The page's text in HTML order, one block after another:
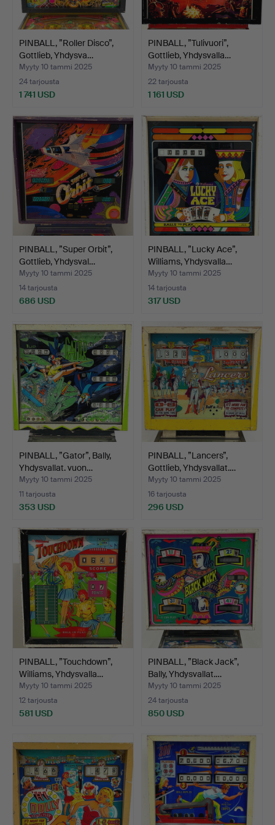
PINBALL, ”Roller Disco”,
Gottlieb, Yhdysva…
Myyty 10 tammi 2025
24 tarjousta
1 741 USD
PINBALL, ”Tulivuori”,
Gottlieb, Yhdysvalla…
Myyty 10 tammi 2025
22 tarjousta
1 161 USD
PINBALL, ”Super Orbit”,
Gottlieb, Yhdysval…
Myyty 10 tammi 2025
14 tarjousta
686 USD
PINBALL, ”Lucky Ace”,
Williams, Yhdysvalla…
Myyty 10 tammi 2025
14 tarjousta
317 USD
PINBALL, ”Gator”, Bally,
Yhdysvallat. vuon…
Myyty 10 tammi 2025
11 tarjousta
353 USD
PINBALL, ”Lancers”,
Gottlieb, Yhdysvallat.…
Myyty 10 tammi 2025
16 tarjousta
296 USD
PINBALL, ”Touchdown”,
Williams, Yhdysvalla…
Myyty 10 tammi 2025
12 tarjousta
581 USD
PINBALL, ”Black Jack”,
Bally, Yhdysvallat.…
Myyty 10 tammi 2025
24 tarjousta
850 USD